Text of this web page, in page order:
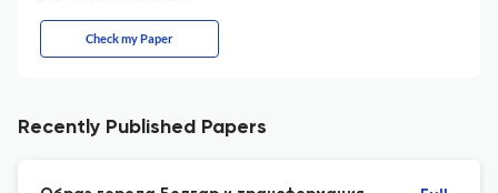
Check my Paper
Recently Published Papers